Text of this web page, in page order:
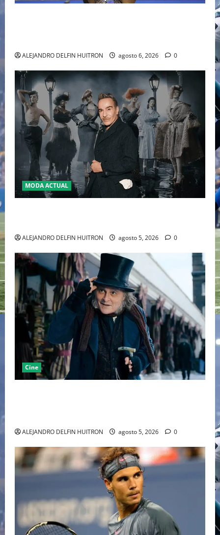
ALEJANDRO DELFIN HUITRON agosto 6, 2026 0
MODA ACTUAL
ALEJANDRO DELFIN HUITRON agosto 5, 2026 0
Cine
ALEJANDRO DELFIN HUITRON agosto 5, 2026 0